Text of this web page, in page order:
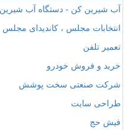
آب شیرین کن - دستگاه آب
انتخابات مجلس ، کاندیدای مجلس
تعمیر تلفن
خرید و فروش خودرو
شرکت صنعتی سخت پوشش
طراحی سایت
فیش حج